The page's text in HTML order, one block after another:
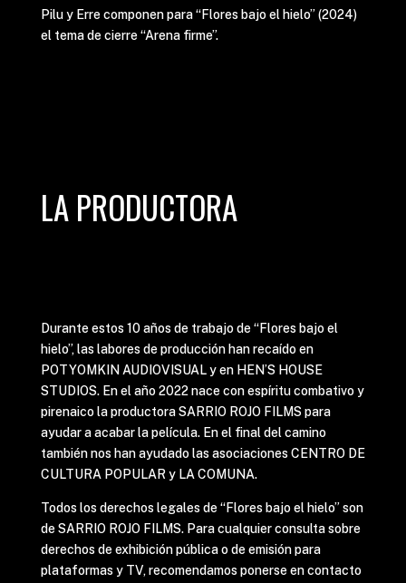
Pilu y Erre componen para “Flores bajo el hielo” (2024)
el tema de cierre “Arena firme”.
LA PRODUCTORA
Durante estos 10 años de trabajo de “Flores bajo el
hielo”, las labores de producción han recaído en
POTYOMKIN AUDIOVISUAL y en HEN’S HOUSE
STUDIOS. En el año 2022 nace con espíritu combativo y
pirenaico la productora SARRIO ROJO FILMS para
ayudar a acabar la película. En el final del camino
también nos han ayudado las asociaciones CENTRO DE
CULTURA POPULAR y LA COMUNA.
Todos los derechos legales de “Flores bajo el hielo” son
de SARRIO ROJO FILMS. Para cualquier consulta sobre
derechos de exhibición pública o de emisión para
plataformas y TV, recomendamos ponerse en contacto